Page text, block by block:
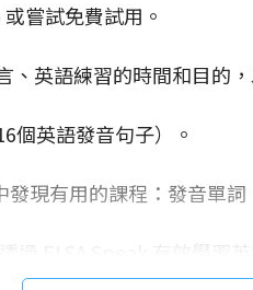
嘗試免費試用。
、英語練習的時間和目的
個英語發音句子）。
發現有用的課程：發音單